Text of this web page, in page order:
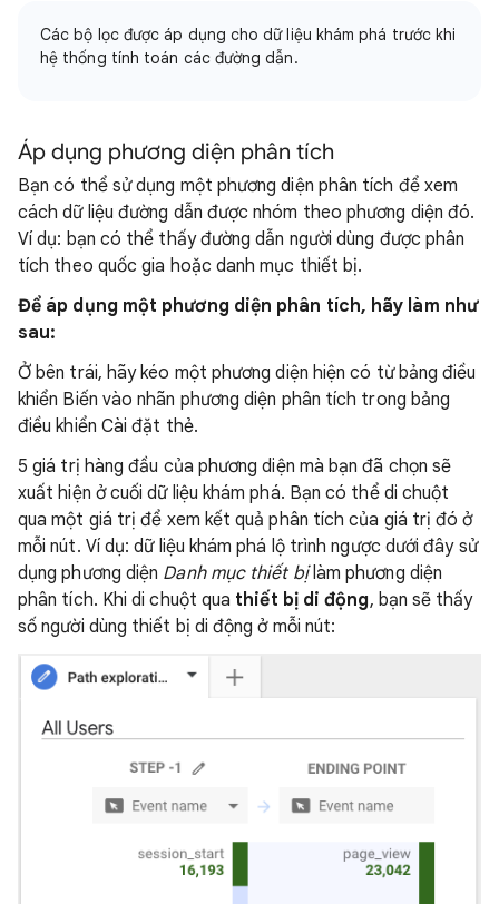
Các bộ lọc được áp dụng cho dữ liệu khám phá trước khi
hệ thống tính toán các đường dẫn.
Áp dụng phương diện phân tích
Bạn có thể sử dụng một phương diện phân tích để xem
cách dữ liệu đường dẫn được nhóm theo phương diện đó.
Ví dụ: bạn có thể thấy đường dẫn người dùng được phân
tích theo quốc gia hoặc danh mục thiết bị.
Để áp dụng một phương diện phân tích, hãy làm như
sau:
Ở bên trái, hãy kéo một phương diện hiện có từ bảng điều
khiển Biến vào nhãn phương diện phân tích trong bảng
điều khiển Cài đặt thẻ.
5 giá trị hàng đầu của phương diện mà bạn đã chọn sẽ
xuất hiện ở cuối dữ liệu khám phá. Bạn có thể di chuột
qua một giá trị để xem kết quả phân tích của giá trị đó ở
mỗi nút. Ví dụ: dữ liệu khám phá lộ trình ngược dưới đây sử
dụng phương diện Danh mục thiết bịlàm phương diện
phân tích. Khi di chuột qua thiết bị di động, bạn sẽ thấy
số người dùng thiết bị di động ở mỗi nút: